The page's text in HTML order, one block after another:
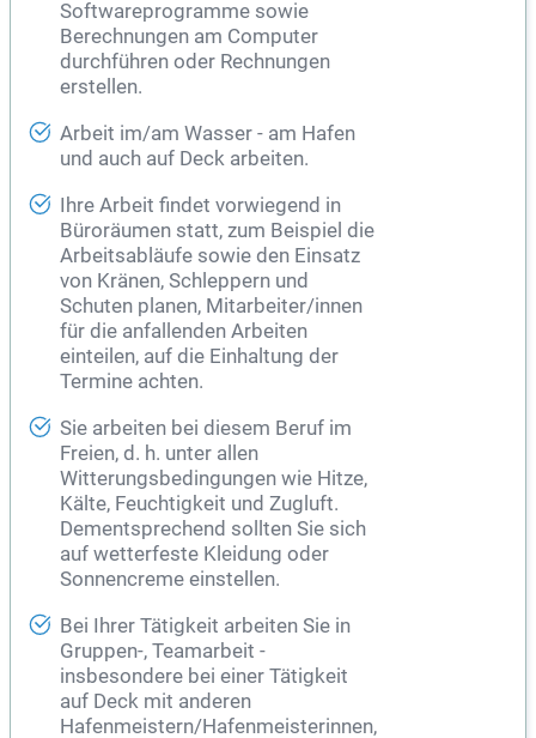
Softwareprogramme sowie
Berechnungen am Computer
durchführen oder Rechnungen
erstellen.
Arbeit im/am Wasser - am Hafen
und auch auf Deck arbeiten.
Ihre Arbeit findet vorwiegend in
Büroräumen statt, zum Beispiel die
Arbeitsabläufe sowie den Einsatz
von Kränen, Schleppern und
Schuten planen, Mitarbeiter/innen
für die anfallenden Arbeiten
einteilen, auf die Einhaltung der
Termine achten.
Sie arbeiten bei diesem Beruf im
Freien, d. h. unter allen
Witterungsbedingungen wie Hitze,
Kälte, Feuchtigkeit und Zugluft.
Dementsprechend sollten Sie sich
auf wetterfeste Kleidung oder
Sonnencreme einstellen.
Bei Ihrer Tätigkeit arbeiten Sie in
Gruppen-, Teamarbeit -
insbesondere bei einer Tätigkeit
auf Deck mit anderen
Hafenmeistern/Hafenmeisterinnen,